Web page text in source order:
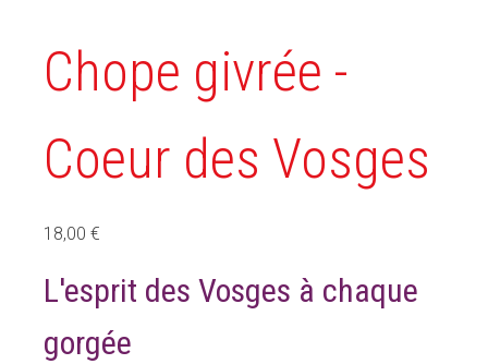
Chope givrée -
Coeur des Vosges
18,00 €
L'esprit des Vosges à chaque
gorgée